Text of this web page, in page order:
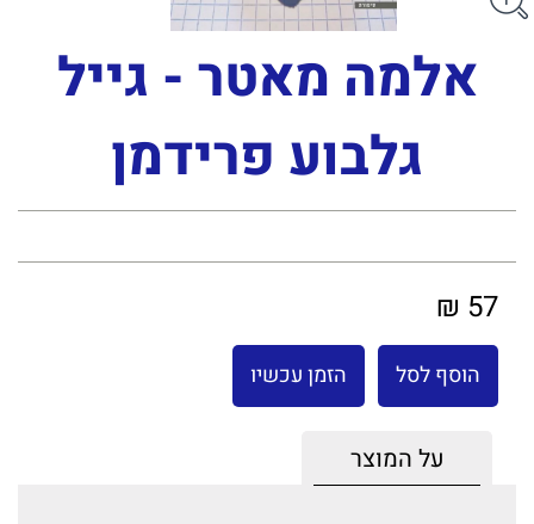
אלמה מאטר - גייל
גלבוע פרידמן
57 ₪
הוסף לסל הזמן עכשיו
על המוצר